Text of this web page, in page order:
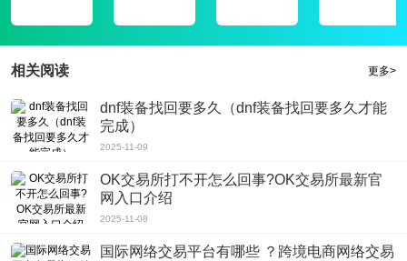
相关阅读 更多>
dnf装备找回要多久（dnf装备找回要多久才能
完成）
2025-11-09
OK交易所打不开怎么回事?OK交易所最新官
网入口介绍
2025-11-08
国际网络交易平台有哪些 ？跨境电商网络交易